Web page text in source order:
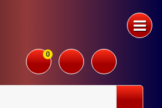
0